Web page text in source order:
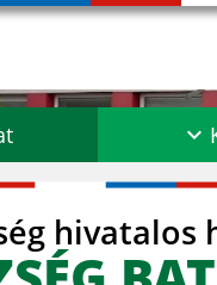
hivatalos